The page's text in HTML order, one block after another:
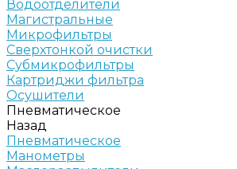
Водоотделители
Магистральные
Микрофильтры
Сверхтонкой очистки
Субмикрофильтры
Картриджи фильтра
Осушители
Пневматическое
Назад
Пневматическое
Манометры